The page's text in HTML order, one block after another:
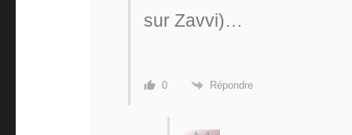
sur Zavvi)…
0 Répondre